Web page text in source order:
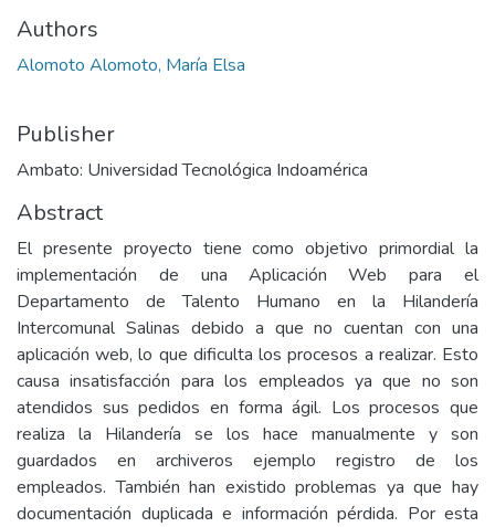
Authors
Alomoto Alomoto, María Elsa
Publisher
Ambato: Universidad Tecnológica Indoamérica
Abstract
El presente proyecto tiene como objetivo primordial la
implementación de una Aplicación Web para el
Departamento de Talento Humano en la Hilandería
Intercomunal Salinas debido a que no cuentan con una
aplicación web, lo que dificulta los procesos a realizar. Esto
causa insatisfacción para los empleados ya que no son
atendidos sus pedidos en forma ágil. Los procesos que
realiza la Hilandería se los hace manualmente y son
guardados en archiveros ejemplo registro de los
empleados. También han existido problemas ya que hay
documentación duplicada e información pérdida. Por esta